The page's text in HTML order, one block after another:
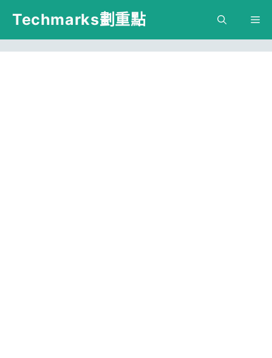
跳
主
Techmarks劃重點